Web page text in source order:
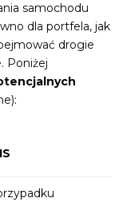
dla portfela, jak
drogie
Poniżej